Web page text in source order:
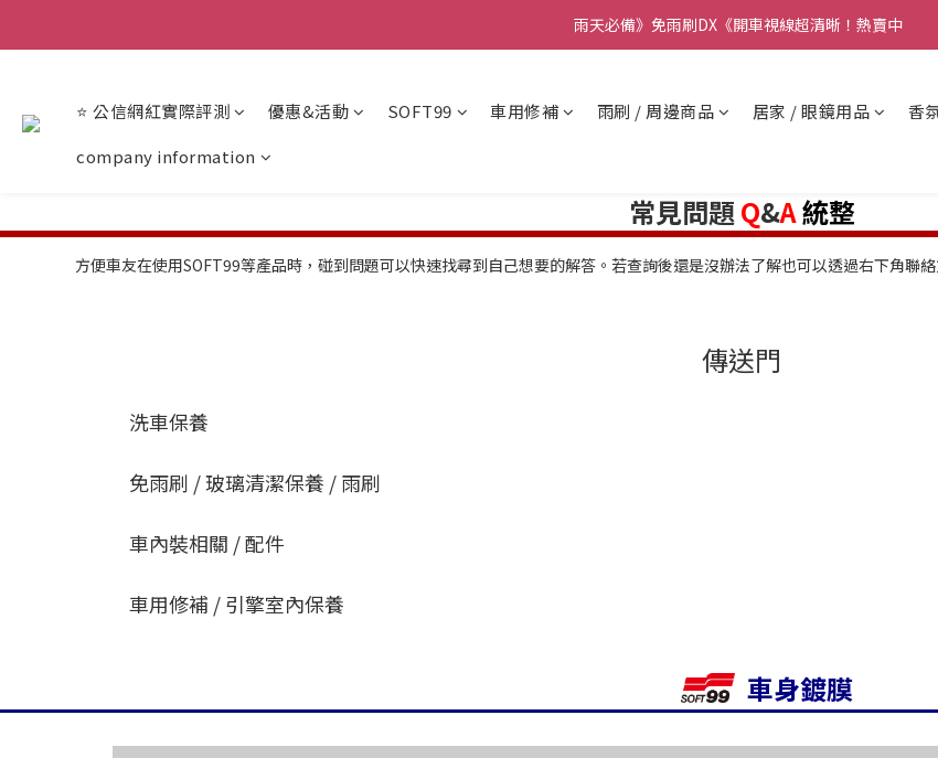
【重要】本公司不會在假日、非上班時段以電話連絡，若有疑慮請聯
雨天必備》免雨刷DX《開車視線超清晰！熱賣中
⭐ 公信網紅實際評測 優惠&活動 SOFT99 車用修補 雨刷 / 周邊商品 居家 / 眼鏡用品
香
company information
常見問題Q&A統整
方便車友在使用SOFT99等產品時，碰到問題可以快速找尋到自己想要的解答。若查詢後還是沒辦法了解也可以透過右下角聯
傳送門
洗車保養
免雨刷 / 玻璃清潔保養 / 雨刷
車內裝相關 / 配件
車用修補 / 引擎室內保養
車身鍍膜